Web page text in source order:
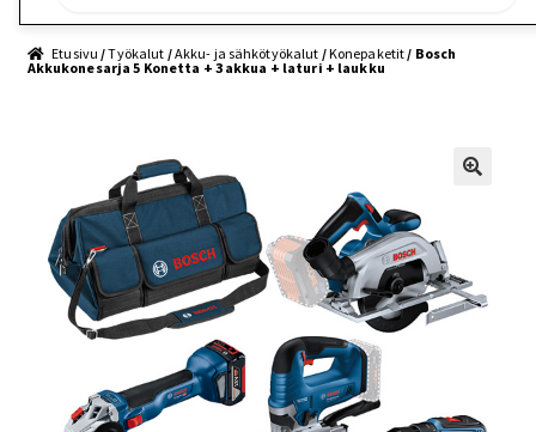
Etusivu /Työkalut /Akku- ja sähkötyökalut /Konepaketit / Bosch
Akkukonesarja 5 Konetta + 3 akkua + laturi + laukku